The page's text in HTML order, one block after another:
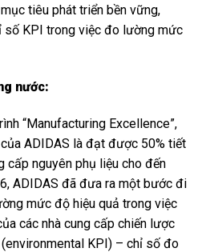
tiêu phát triển bền vững,
số KPI trong việc đo lường mức
nước:
“Manufacturing Excellence”,
ADIDAS là đạt được 50% tiết
cấp nguyên phụ liệu cho đến
ADIDAS đã đưa ra một bước đi
mức độ hiệu quả trong việc
các nhà cung cấp chiến lược
KPI) – chỉ số đo